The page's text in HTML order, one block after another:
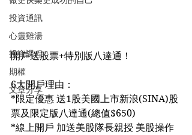
投資通訊
心靈雞湯
投資課程
期權
文章分享
開戶送股票+特別版八達通！
6大開戶理由：
*限定優惠 送1股美國上市新浪(SINA)股
票及限定版八達通(總值$650)
*線上開戶 加送美股隊長親授 美股操作